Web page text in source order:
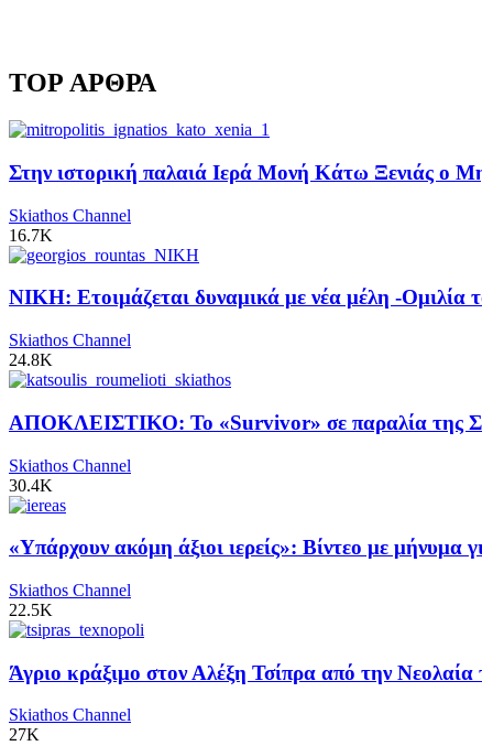
TOP ΑΡΘΡΑ
Στην ιστορική παλαιά Ιερά Μονή Κάτω Ξενιάς ο
Skiathos Channel
16.7K
ΝΙΚΗ: Ετοιμάζεται δυναμικά με νέα μέλη -Ομιλία
Skiathos Channel
24.8K
ΑΠΟΚΛΕΙΣΤΙΚΟ: Το «Survivor» σε παραλία της
Skiathos Channel
30.4K
«Υπάρχουν ακόμη άξιοι ιερείς»: Βίντεο με μήνυμα
Skiathos Channel
22.5K
Άγριο κράξιμο στον Αλέξη Τσίπρα από την
Skiathos Channel
27K